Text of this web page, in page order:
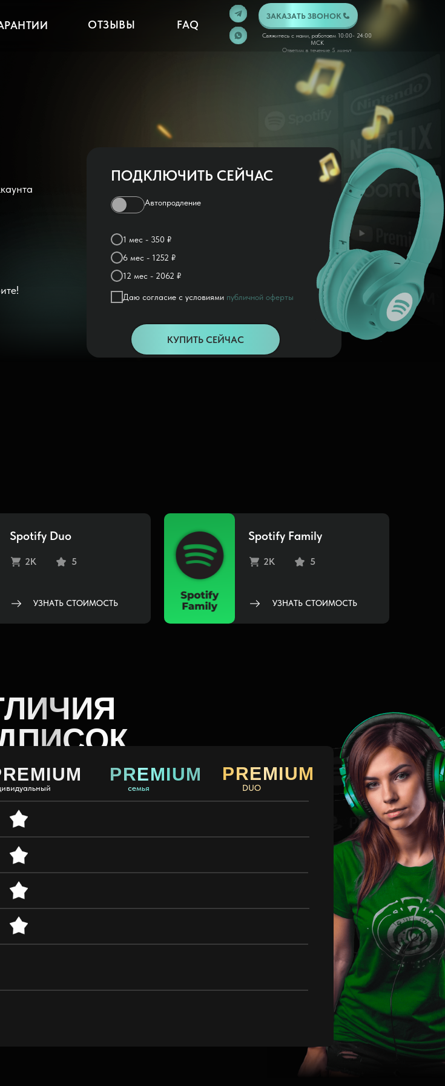
Свяжитесь с нами, работаем 10:00- 24:00
МСК
Ответим в течение 5 минут
ОТЗЫВЫ FAQ
ЗАКАЗАТЬ ЗВОНОК
Автопродление
1 мес - 350 ₽
6 мес - 1252 ₽
12 мес - 2062 ₽
Даю согласие с условиями публичной оферты
КУПИТЬ СЕЙЧАС
ПОДКЛЮЧИТЬ СЕЙЧАС
2K
Spotify Duo
5 2K
Spotify Family
5
УЗНАТЬ СТОИМОСТЬ УЗНАТЬ СТОИМОСТЬ
семья DUO
PREMIUM PREMIUM